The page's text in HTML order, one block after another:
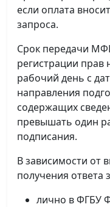
если оплата
запроса.
Срок передачи
регистрации
рабочий день с
направления
содержащих
превышать один
подписания.
В зависимости от
получения ответа
лично в ФГБУ